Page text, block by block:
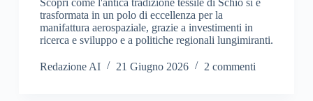
Scopri come l'antica tradizione tessile di Schio si è
trasformata in un polo di eccellenza per la
manifattura aerospaziale, grazie a investimenti in
ricerca e sviluppo e a politiche regionali lungimiranti.
Redazione AI 21 Giugno 2026 2 commenti